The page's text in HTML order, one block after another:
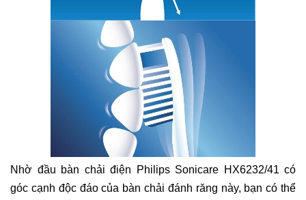
Nhờ đầu bàn chải điện Philips Sonicare HX6232/41 có
góc cạnh độc đáo của bàn chải đánh răng này, bạn có thể